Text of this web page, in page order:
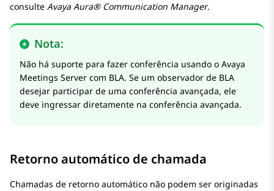
consulte Avaya Aura® Communication Manager.
Nota:
Não há suporte para fazer conferência usando o Avaya
Meetings Server com BLA. Se um observador de BLA
desejar participar de uma conferência avançada, ele
deve ingressar diretamente na conferência avançada.
Retorno automático de chamada
Chamadas de retorno automático não podem ser originadas